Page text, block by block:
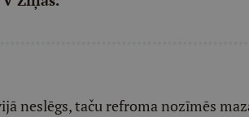
neslēgs, taču refroma nozīmēs